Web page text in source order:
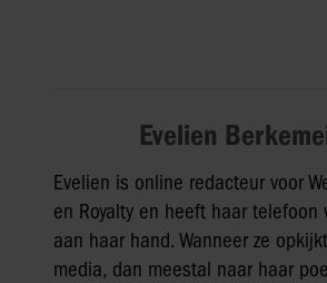
Evelien
Evelien is online redacteur voor
en Royalty en heeft haar telefoon
aan haar hand. Wanneer ze
media, dan meestal naar haar